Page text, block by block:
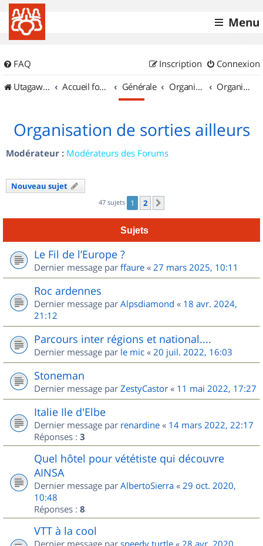
Menu
FAQ Connexion
Inscription
UtagawaVTT (Randos VTT et VTTAE avec traces GPS)
Accueil forum Générale Organisation de sorties & Recherche de partenaires Organisation de sorties ailleurs
Organisation de sorties ailleurs
Modérateur : Modérateurs des Forums
Nouveau sujet
47 sujets 1 2
Sujets
Le Fil de l’Europe ?
Dernier message par ffaure « 27 mars 2025, 10:11
Roc ardennes
Dernier message par Alpsdiamond « 18 avr. 2024,
21:12
Parcours inter régions et national....
Dernier message par le mic « 20 juil. 2022, 16:03
Stoneman
Dernier message par ZestyCastor « 11 mai 2022, 17:27
Italie Ile d'Elbe
Dernier message par renardine « 14 mars 2022, 22:17
Réponses : 3
Quel hôtel pour vététiste qui découvre
AINSA
Dernier message par AlbertoSierra « 29 oct. 2020,
10:48
Réponses : 8
VTT à la cool
Dernier message par speedy turtle « 28 avr. 2020,